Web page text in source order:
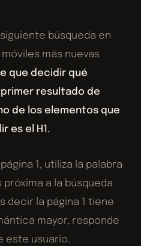
búsqueda en
más nuevas
que decidir qué
resultado de
de los elementos que
es el H1.
1, utiliza la palabra
a la búsqueda
decir la página 1 tiene
mayor, responde
este usuario.